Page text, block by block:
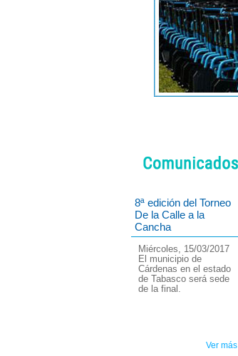
8ª edición del Torneo
De la Calle a la
Cancha
Miércoles, 15/03/2017
El municipio de
Cárdenas en el estado
de Tabasco será sede
de la final.
Ver más